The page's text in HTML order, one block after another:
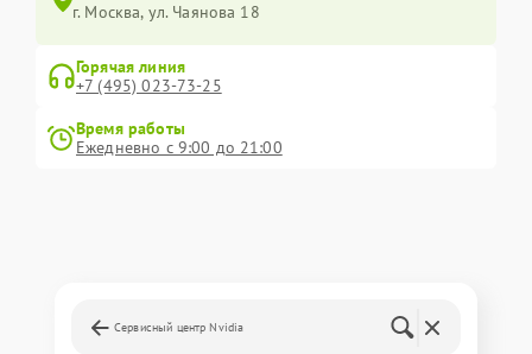
г. Москва, ул. Чаянова 18
Горячая линия
+7 (495) 023-73-25
Время работы
Ежедневно с 9:00 до 21:00
Сервисный центр Nvidia